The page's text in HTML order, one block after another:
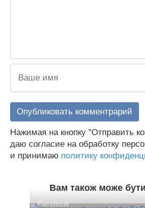
Нажимая на кнопку "Отправить
даю согласие на обработку
и принимаю политику
Вам також може
Facebook